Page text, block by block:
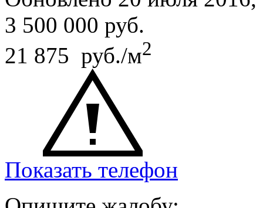
3 500 000 руб.
21 875 руб./м2
Показать телефон